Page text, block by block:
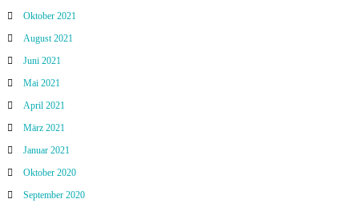
Oktober 2021
August 2021
Juni 2021
Mai 2021
April 2021
März 2021
Januar 2021
Oktober 2020
September 2020